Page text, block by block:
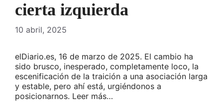
cierta izquierda
10 abril, 2025
elDiario.es, 16 de marzo de 2025. El cambio ha
sido brusco, inesperado, completamente loco, la
escenificación de la traición a una asociación larga
y estable, pero ahí está, urgiéndonos a
posicionarnos. Leer más…